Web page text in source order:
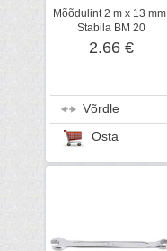
Mõõdulint 2 m x 13 mm,
Stabila BM 20
2.66 €
Võrdle
Osta